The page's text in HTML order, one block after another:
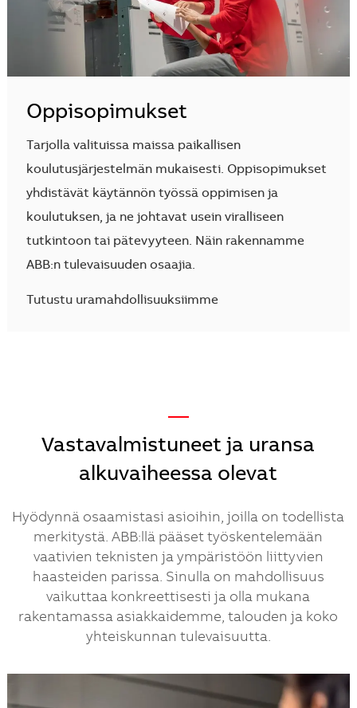
Oppisopimukset
Tarjolla valituissa maissa paikallisen
koulutusjärjestelmän mukaisesti. Oppisopimukset
yhdistävät käytännön työssä oppimisen ja
koulutuksen, ja ne johtavat usein viralliseen
tutkintoon tai pätevyyteen. Näin rakennamme
ABB:n tulevaisuuden osaajia.
Tutustu uramahdollisuuksiimme
—
Vastavalmistuneet ja uransa
alkuvaiheessa olevat
​​​Hyödynnä osaamistasi asioihin, joilla on todellista
merkitystä. ABB:llä pääset työskentelemään
vaativien teknisten ja ympäristöön liittyvien
haasteiden parissa. Sinulla on mahdollisuus
vaikuttaa konkreettisesti ja olla mukana
rakentamassa asiakkaidemme, talouden ja koko
yhteiskunnan tulevaisuutta.